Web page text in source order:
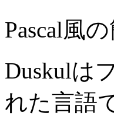
Pascal風
Duskulは
れた言語